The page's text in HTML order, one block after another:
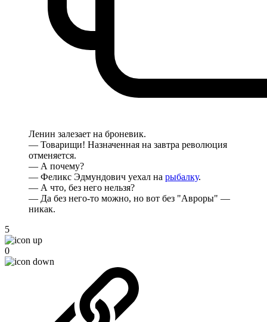
Ленин залезает на броневик.
— Товарищи! Назначенная на завтра революция
отменяется.
— А почему?
— Феликс Эдмундович уехал на рыбалку.
— А что, без него нельзя?
— Да без него-то можно, но вот без "Авроры" —
никак.
5
0